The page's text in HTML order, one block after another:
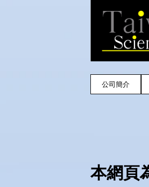
公司簡介
本網頁